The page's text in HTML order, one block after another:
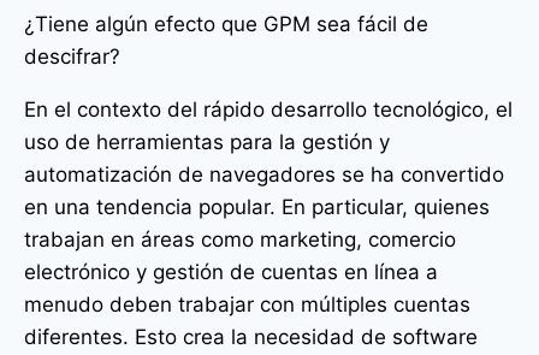
¿Tiene algún efecto que GPM sea fácil de
descifrar?
En el contexto del rápido desarrollo tecnológico, el
uso de herramientas para la gestión y
automatización de navegadores se ha convertido
en una tendencia popular. En particular, quienes
trabajan en áreas como marketing, comercio
electrónico y gestión de cuentas en línea a
menudo deben trabajar con múltiples cuentas
diferentes. Esto crea la necesidad de software